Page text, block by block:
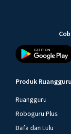
Produk Ruangguru
Ruangguru
Roboguru Plus
Dafa dan Lulu